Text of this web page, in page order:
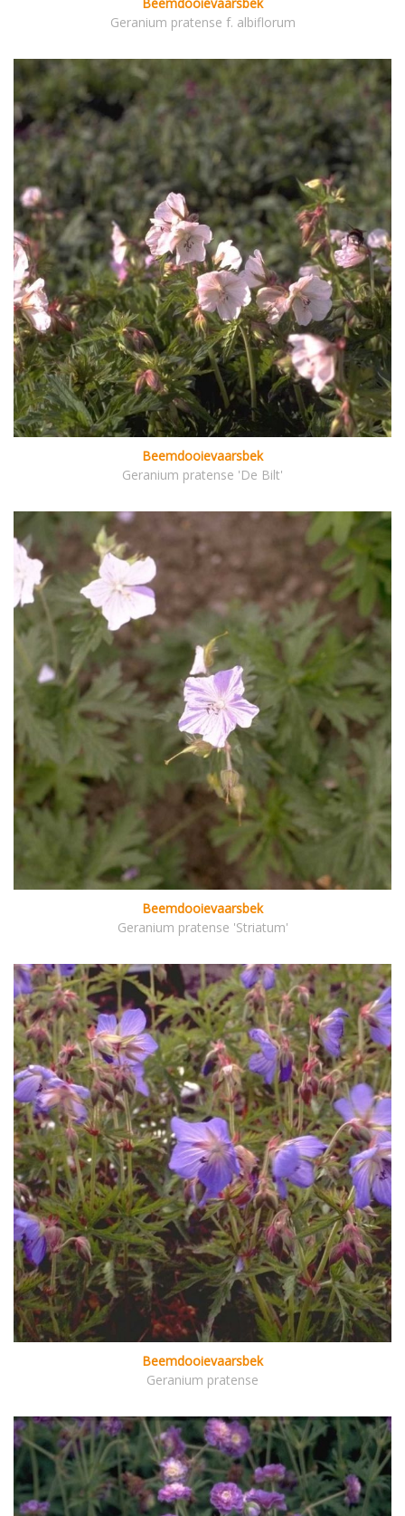
Geranium pratense f. albiflorum
Beemdooievaarsbek
Geranium pratense 'De Bilt'
Beemdooievaarsbek
Geranium pratense 'Striatum'
Beemdooievaarsbek
Geranium pratense